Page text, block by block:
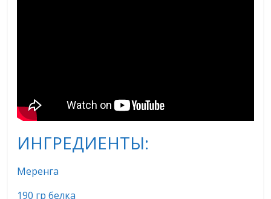
ИНГРЕДИЕНТЫ:
Меренга
190 гр белка